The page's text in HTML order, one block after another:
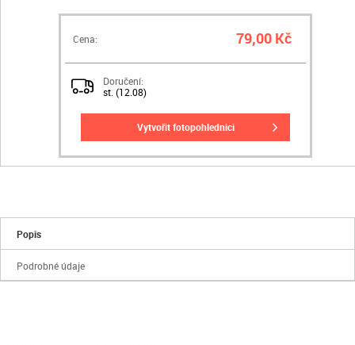
Cena: 79,00 Kč
Doručení:
st. (12.08)
vytvořit fotopohlednici
Popis
Podrobné údaje